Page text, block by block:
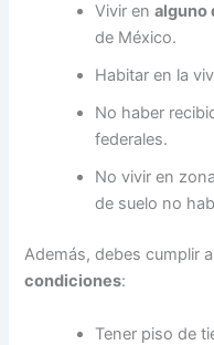
Vivir enalguno
de México.
Habitar en la
No haber
federales.
No vivir en
de suelo no
Además, debes cumplir
condiciones:
Tener piso de